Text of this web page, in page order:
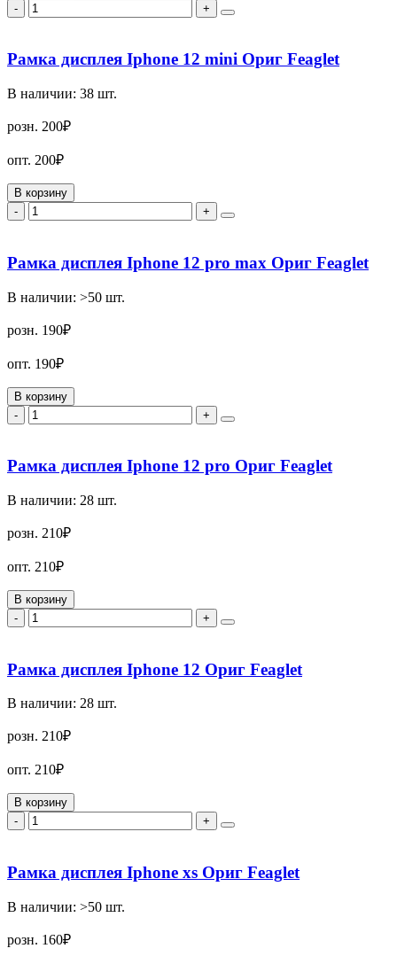
-
+
Рамка дисплея Iphone 12 mini Ориг Feaglet
В наличии: 38 шт.
розн. 200₽
опт. 200₽
В корзину
-
+
Рамка дисплея Iphone 12 pro max Ориг Feaglet
В наличии: >50 шт.
розн. 190₽
опт. 190₽
В корзину
-
+
Рамка дисплея Iphone 12 pro Ориг Feaglet
В наличии: 28 шт.
розн. 210₽
опт. 210₽
В корзину
-
+
Рамка дисплея Iphone 12 Ориг Feaglet
В наличии: 28 шт.
розн. 210₽
опт. 210₽
В корзину
-
+
Рамка дисплея Iphone xs Ориг Feaglet
В наличии: >50 шт.
розн. 160₽